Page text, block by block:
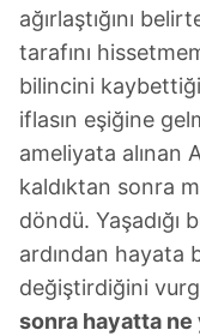
ağırlaştığını
tarafını
bilincini
iflasın eşiğine
ameliyata alınan
kaldıktan sonra
döndü. Yaşadığı
ardından hayata
değiştirdiğini
sonra hayatta ne